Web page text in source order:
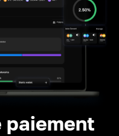
paiement